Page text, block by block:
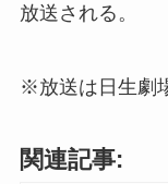
放送される。
※放送は日生劇
関連記事: